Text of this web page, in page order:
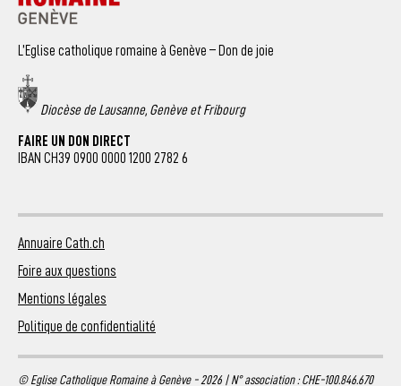
L’Eglise catholique romaine à Genève – Don de joie
Diocèse de Lausanne, Genève et Fribourg
FAIRE UN DON DIRECT
IBAN CH39 0900 0000 1200 2782 6
Annuaire Cath.ch
Foire aux questions
Mentions légales
Politique de confidentialité
© Eglise Catholique Romaine à Genève - 2026 | N° association : CHE-100.846.670